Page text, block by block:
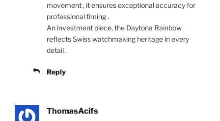
movement , it ensures exceptional accuracy for
professional timing .
An investment piece, the Daytona Rainbow
reflects Swiss watchmaking heritage in every
detail .
Reply
ThomasAcifs